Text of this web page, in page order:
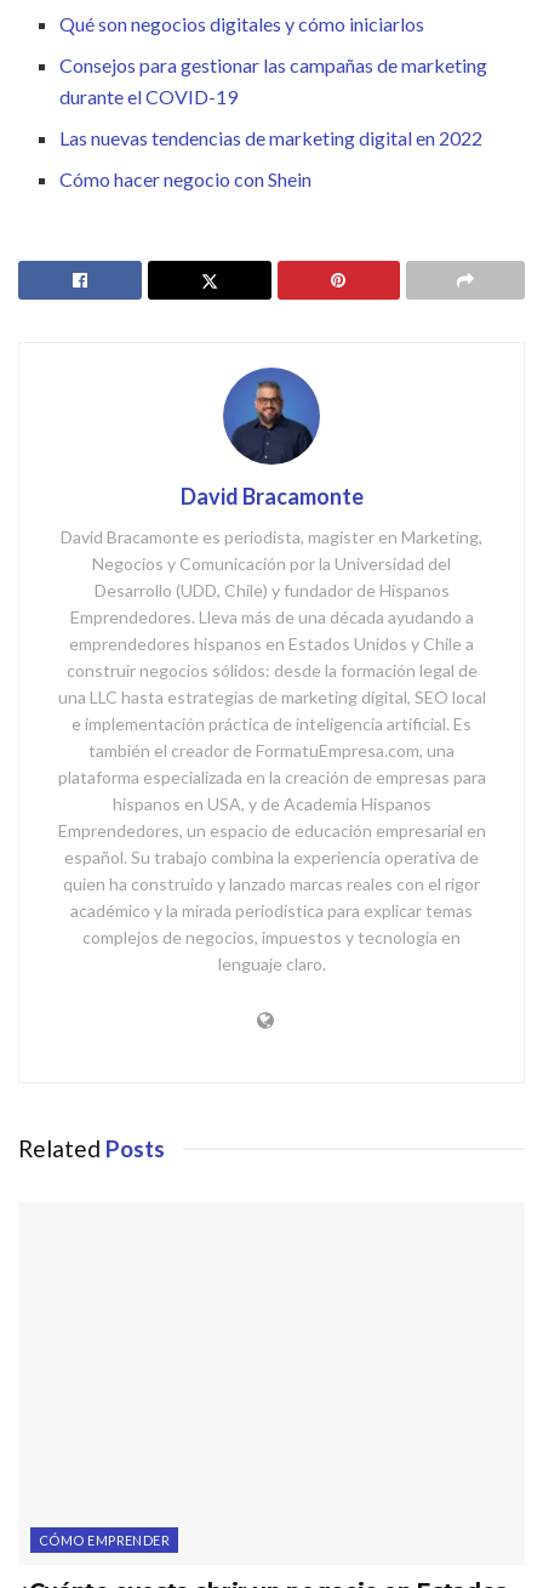
Qué son negocios digitales y cómo iniciarlos
Consejos para gestionar las campañas de marketing
durante el COVID-19
Las nuevas tendencias de marketing digital en 2022
Cómo hacer negocio con Shein
David Bracamonte
David Bracamonte es periodista, magíster en Marketing,
Negocios y Comunicación por la Universidad del
Desarrollo (UDD, Chile) y fundador de Hispanos
Emprendedores. Lleva más de una década ayudando a
emprendedores hispanos en Estados Unidos y Chile a
construir negocios sólidos: desde la formación legal de
una LLC hasta estrategias de marketing digital, SEO local
e implementación práctica de inteligencia artificial. Es
también el creador de FormatuEmpresa.com, una
plataforma especializada en la creación de empresas para
hispanos en USA, y de Academia Hispanos
Emprendedores, un espacio de educación empresarial en
español. Su trabajo combina la experiencia operativa de
quien ha construido y lanzado marcas reales con el rigor
académico y la mirada periodística para explicar temas
complejos de negocios, impuestos y tecnología en
lenguaje claro.
Related Posts
CÓMO EMPRENDER